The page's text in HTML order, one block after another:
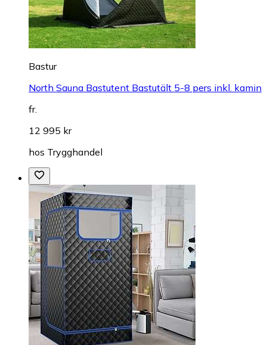
Bastur
North Sauna Bastutent Bastutält 5-8 pers inkl. kamin
fr.
12 995 kr
hos Trygghandel